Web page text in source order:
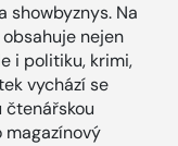
showbyznys. Na
nejen
i politiku, krimi,
vychází se
čtenářskou
magazínový